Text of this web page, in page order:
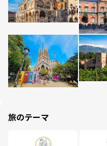
旅のテーマ